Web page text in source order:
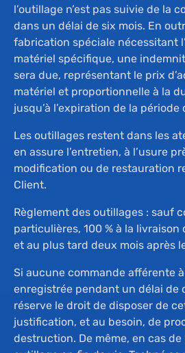
l’outillage n’est pas suivie de la
dans un délai de six mois. En
fabrication spéciale nécessitant
matériel spécifique, une
sera due, représentant le prix
matériel et proportionnelle à la
jusqu’à l’expiration de la période
Les outillages restent dans les
en assure l’entretien, à l’usure
modification ou de restauration
Client.
Règlement des outillages : sauf
particulières, 100 % à la livraison
et au plus tard deux mois après
Si aucune commande afférente
enregistrée pendant un délai de
réserve le droit de disposer de
justification, et au besoin, de
destruction. De même, en cas